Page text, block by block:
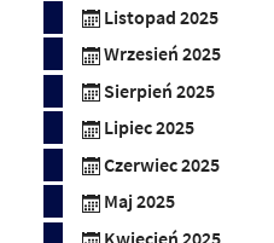
Listopad 2025
Wrzesień 2025
Sierpień 2025
Lipiec 2025
Czerwiec 2025
Maj 2025